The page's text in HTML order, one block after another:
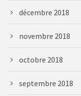
décembre 2018
novembre 2018
octobre 2018
septembre 2018